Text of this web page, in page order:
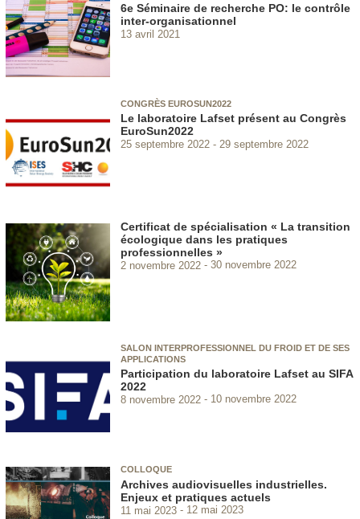
6e Séminaire de recherche PO: le contrôle
inter-organisationnel
13 avril 2021
CONGRÈS EUROSUN2022
Le laboratoire Lafset présent au Congrès
EuroSun2022
25 septembre 2022 29 septembre 2022
Certificat de spécialisation « La transition
écologique dans les pratiques
professionnelles »
2 novembre 2022 30 novembre 2022
SALON INTERPROFESSIONNEL DU FROID ET DE SES
APPLICATIONS
Participation du laboratoire Lafset au SIFA
2022
8 novembre 2022 10 novembre 2022
COLLOQUE
Archives audiovisuelles industrielles.
Enjeux et pratiques actuels
11 mai 2023 12 mai 2023